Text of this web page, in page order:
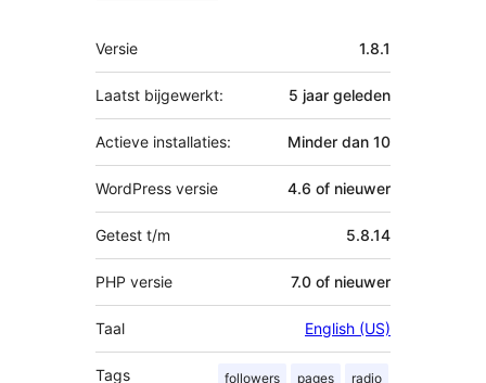
Meta
Versie 1.8.1
Laatst bijgewerkt: 5 jaar geleden
Actieve installaties: Minder dan 10
WordPress versie 4.6 of nieuwer
Getest t/m 5.8.14
PHP versie 7.0 of nieuwer
Taal English (US)
Tags followers pages radio